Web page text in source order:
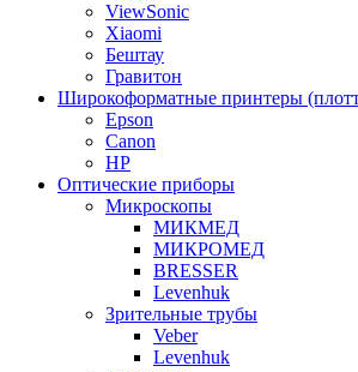
ViewSonic
Xiaomi
Бештау
Гравитон
Широкоформатные принтеры
Epson
Canon
HP
Оптические приборы
Микроскопы
МИКМЕД
МИКРОМЕД
BRESSER
Levenhuk
Зрительные трубы
Veber
Levenhuk